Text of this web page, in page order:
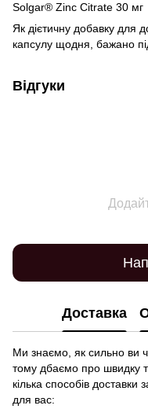
Solgar® Zinc Citrate 30 мг
Як дієтичну добавку для
капсулу щодня, бажано
Відгуки
Доставка
Ми знаємо, як сильно ви
тому дбаємо про швидку
кілька способів
для вас: